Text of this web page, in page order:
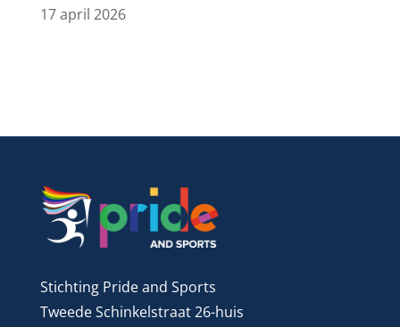
17 april 2026
Stichting Pride and Sports
Tweede Schinkelstraat 26-huis